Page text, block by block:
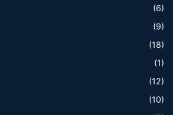
(6)
(9)
(18)
(1)
(12)
(10)